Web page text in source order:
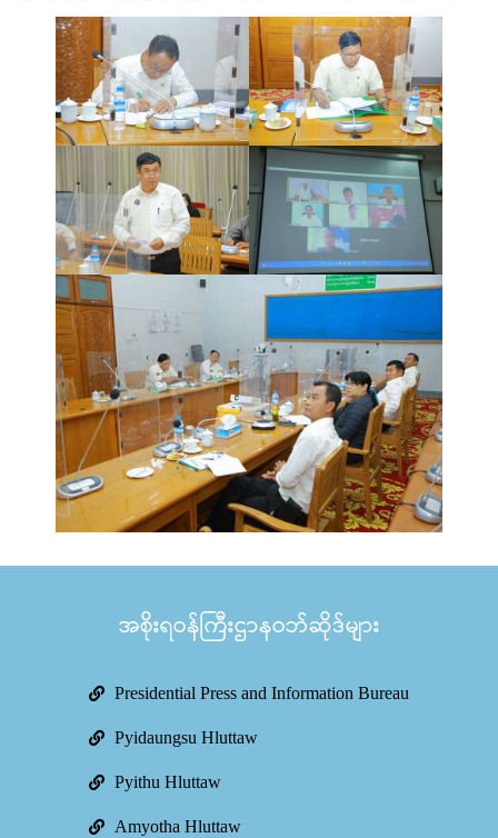
အစိုးရဝန်ကြီးဌာနဝဘ်ဆိုဒ်များ
Presidential Press and Information Bureau
Pyidaungsu Hluttaw
Pyithu Hluttaw
Amyotha Hluttaw